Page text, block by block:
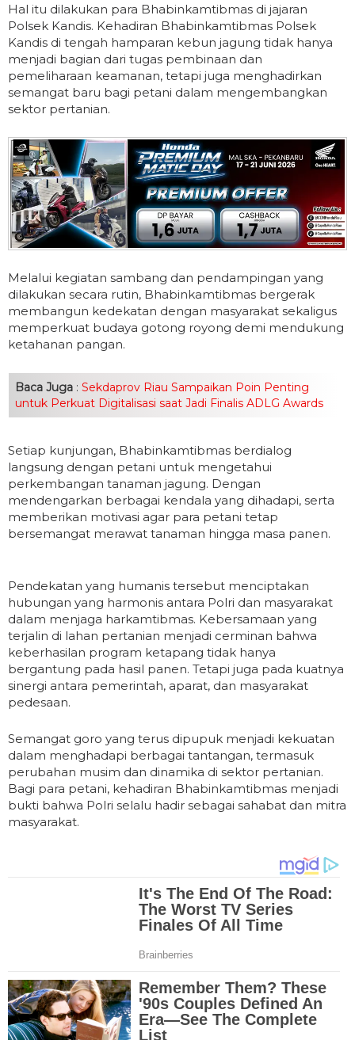
Hal itu dilakukan para Bhabinkamtibmas di jajaran
Polsek Kandis. Kehadiran Bhabinkamtibmas Polsek
Kandis di tengah hamparan kebun jagung tidak hanya
menjadi bagian dari tugas pembinaan dan
pemeliharaan keamanan, tetapi juga menghadirkan
semangat baru bagi petani dalam mengembangkan
sektor pertanian.
Melalui kegiatan sambang dan pendampingan yang
dilakukan secara rutin, Bhabinkamtibmas bergerak
membangun kedekatan dengan masyarakat sekaligus
memperkuat budaya gotong royong demi mendukung
ketahanan pangan.
Baca Juga : Sekdaprov Riau Sampaikan Poin Penting
untuk Perkuat Digitalisasi saat Jadi Finalis ADLG Awards
Setiap kunjungan, Bhabinkamtibmas berdialog
langsung dengan petani untuk mengetahui
perkembangan tanaman jagung. Dengan
mendengarkan berbagai kendala yang dihadapi, serta
memberikan motivasi agar para petani tetap
bersemangat merawat tanaman hingga masa panen.
Pendekatan yang humanis tersebut menciptakan
hubungan yang harmonis antara Polri dan masyarakat
dalam menjaga harkamtibmas. Kebersamaan yang
terjalin di lahan pertanian menjadi cerminan bahwa
keberhasilan program ketapang tidak hanya
bergantung pada hasil panen. Tetapi juga pada kuatnya
sinergi antara pemerintah, aparat, dan masyarakat
pedesaan.
Semangat goro yang terus dipupuk menjadi kekuatan
dalam menghadapi berbagai tantangan, termasuk
perubahan musim dan dinamika di sektor pertanian.
Bagi para petani, kehadiran Bhabinkamtibmas menjadi
bukti bahwa Polri selalu hadir sebagai sahabat dan mitra
masyarakat.